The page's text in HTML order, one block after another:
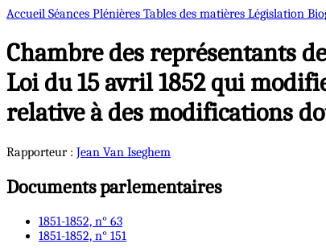
Accueil Séances Plénières Tables des matières Législation
Chambre des représentants
Loi du 15 avril 1852 qui
relative à des modifications
Rapporteur : Jean Van Iseghem
Documents parlementaires
1851-1852, n° 63
1851-1852, n° 151